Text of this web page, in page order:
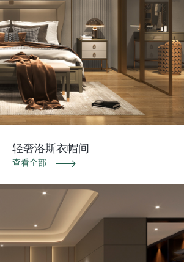
轻奢洛斯衣帽间
查看全部